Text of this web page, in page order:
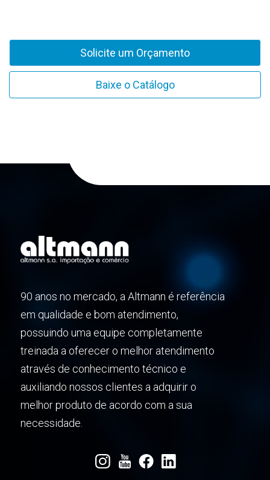
Solicite um Orçamento
Baixe o Catálogo
90 anos no mercado, a Altmann é referência
em qualidade e bom atendimento,
possuindo uma equipe completamente
treinada a oferecer o melhor atendimento
através de conhecimento técnico e
auxiliando nossos clientes a adquirir o
melhor produto de acordo com a sua
necessidade.